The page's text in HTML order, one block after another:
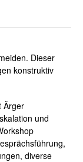
Dieser
konstruktiv
Ärger
und
diverse